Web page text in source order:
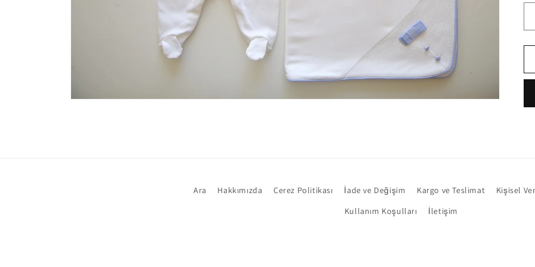
Ara Hakkımızda Çerez Politikası İade ve Değişim Kargo ve Teslimat
Kişisel
Kullanım Koşulları
İletişim